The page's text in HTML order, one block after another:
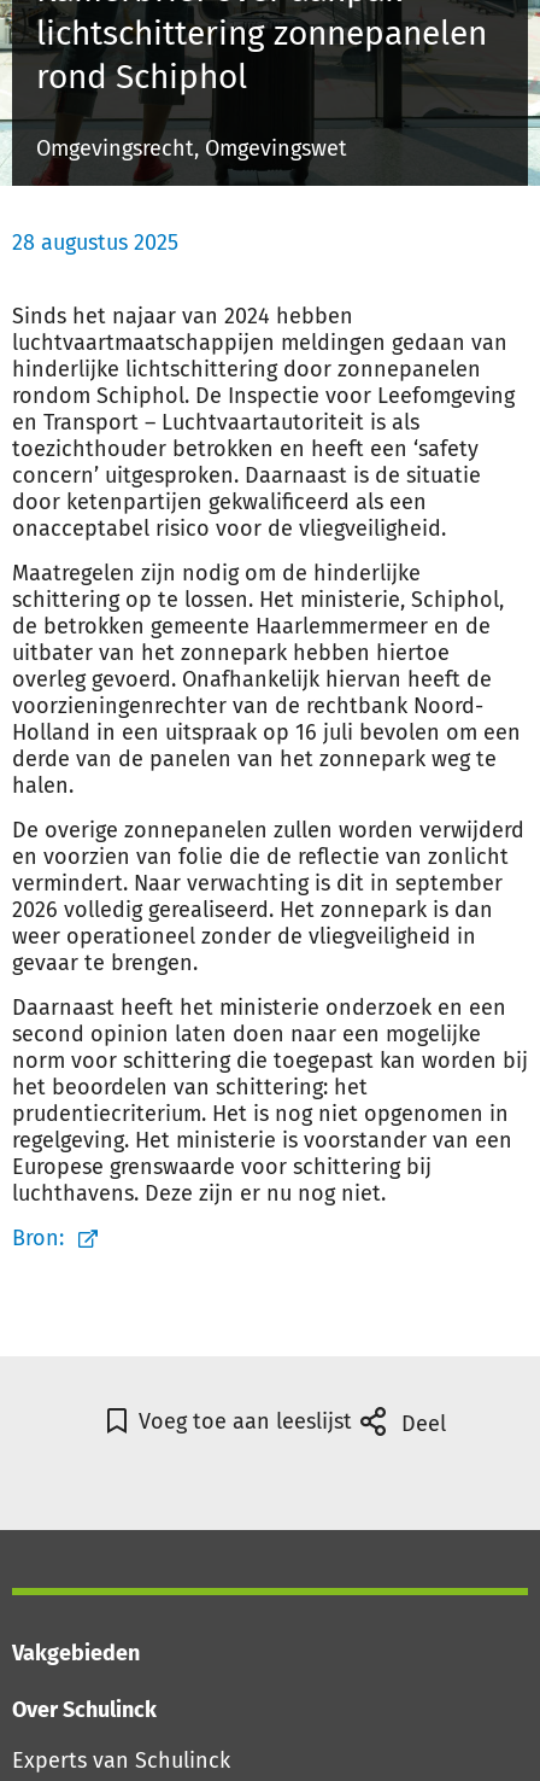
Inloggen
Registreren
lichtschittering zonnepanelen
rond Schiphol
Omgevingsrecht, Omgevingswet
28 augustus 2025
Sinds het najaar van 2024 hebben
luchtvaartmaatschappijen meldingen gedaan van
hinderlijke lichtschittering door zonnepanelen
rondom Schiphol. De Inspectie voor Leefomgeving
en Transport – Luchtvaartautoriteit is als
toezichthouder betrokken en heeft een ‘safety
concern’ uitgesproken. Daarnaast is de situatie
door ketenpartijen gekwalificeerd als een
onacceptabel risico voor de vliegveiligheid.
Maatregelen zijn nodig om de hinderlijke
schittering op te lossen. Het ministerie, Schiphol,
de betrokken gemeente Haarlemmermeer en de
uitbater van het zonnepark hebben hiertoe
overleg gevoerd. Onafhankelijk hiervan heeft de
voorzieningenrechter van de rechtbank Noord-
Holland in een uitspraak op 16 juli bevolen om een
derde van de panelen van het zonnepark weg te
halen.
De overige zonnepanelen zullen worden verwijderd
en voorzien van folie die de reflectie van zonlicht
vermindert. Naar verwachting is dit in september
2026 volledig gerealiseerd. Het zonnepark is dan
weer operationeel zonder de vliegveiligheid in
gevaar te brengen.
Daarnaast heeft het ministerie onderzoek en een
second opinion laten doen naar een mogelijke
norm voor schittering die toegepast kan worden bij
het beoordelen van schittering: het
prudentiecriterium. Het is nog niet opgenomen in
regelgeving. Het ministerie is voorstander van een
Europese grenswaarde voor schittering bij
luchthavens. Deze zijn er nu nog niet.
Bron:
Voeg toe aan leeslijst Deel
Vakgebieden
Over Schulinck
Experts van Schulinck